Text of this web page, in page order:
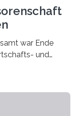
war Ende
und